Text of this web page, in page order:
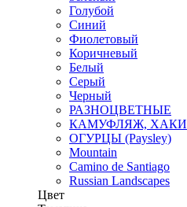
Голубой
Синий
Фиолетовый
Коричневый
Белый
Серый
Черный
РАЗНОЦВЕТНЫЕ
КАМУФЛЯЖ, ХАКИ
ОГУРЦЫ (Paysley)
Mountain
Camino de Santiago
Russian Landscapes
Цвет